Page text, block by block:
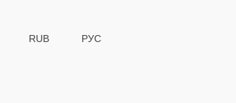
RUB РУС